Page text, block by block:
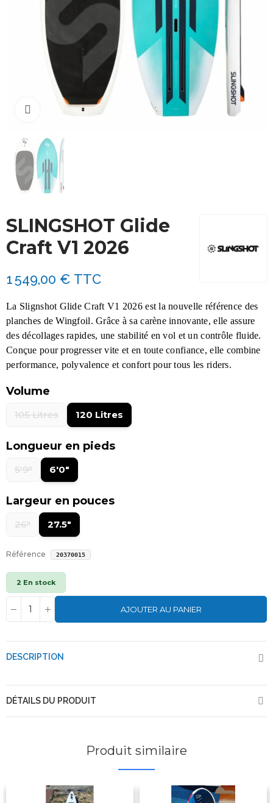
Cliquez pour agrandir
SLINGSHOT Glide
Craft V1 2026
1 549,00 € TTC
La Slignshot GlideCraft V1 2026 est la nouvelle référence des
planches de Wingfoil. Grâce à sa carène innovante, elle assure
des décollages rapides, une stabilité en vol et un contrôle fluide.
Conçue pour progresser vite et en toute confiance, elle combine
performance, polyvalence et confort pour tous les riders.
Volume
105 Litres 120 Litres
Longueur en pieds
5'9" 6'0"
Largeur en pouces
26" 27.5"
Référence 20370015
2 En stock
AJOUTER AU PANIER
DESCRIPTION
DÉTAILS DU PRODUIT
Produit similaire